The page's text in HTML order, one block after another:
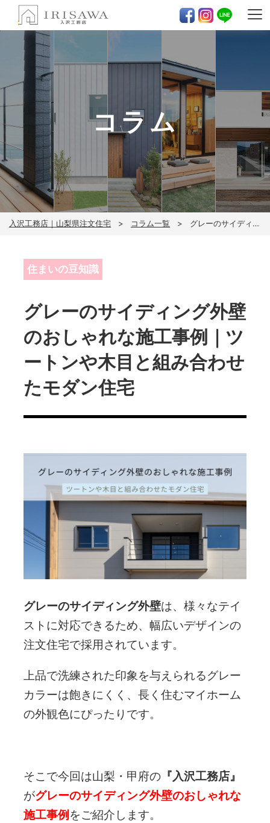
コラム
入沢工務店｜山梨県注文住宅 コラム一覧 グレーのサイディング外壁のおしゃれな施工事例｜ツートンや木目と組み合わせたモダン住宅
住まいの豆知識
グレーのサイディング外壁
のおしゃれな施工事例｜ツ
ートンや木目と組み合わせ
たモダン住宅
グレーのサイディング外壁は、様々なテイ
ストに対応できるため、幅広いデザインの
注文住宅で採用されています。
上品で洗練された印象を与えられるグレー
カラーは飽きにくく、長く住むマイホーム
の外観色にぴったりです。
そこで今回は山梨・甲府の『入沢工務店』
がグレーのサイディング外壁のおしゃれな
施工事例をご紹介します。